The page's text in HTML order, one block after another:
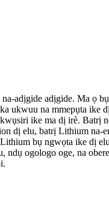
adịgide adịgide. Ma ọ
ukwuu na mmepụta ike
ike ma dị irè. Batrị
dị elu, batrị Lithium
bụ ngwọta ike dị
ogologo oge, na